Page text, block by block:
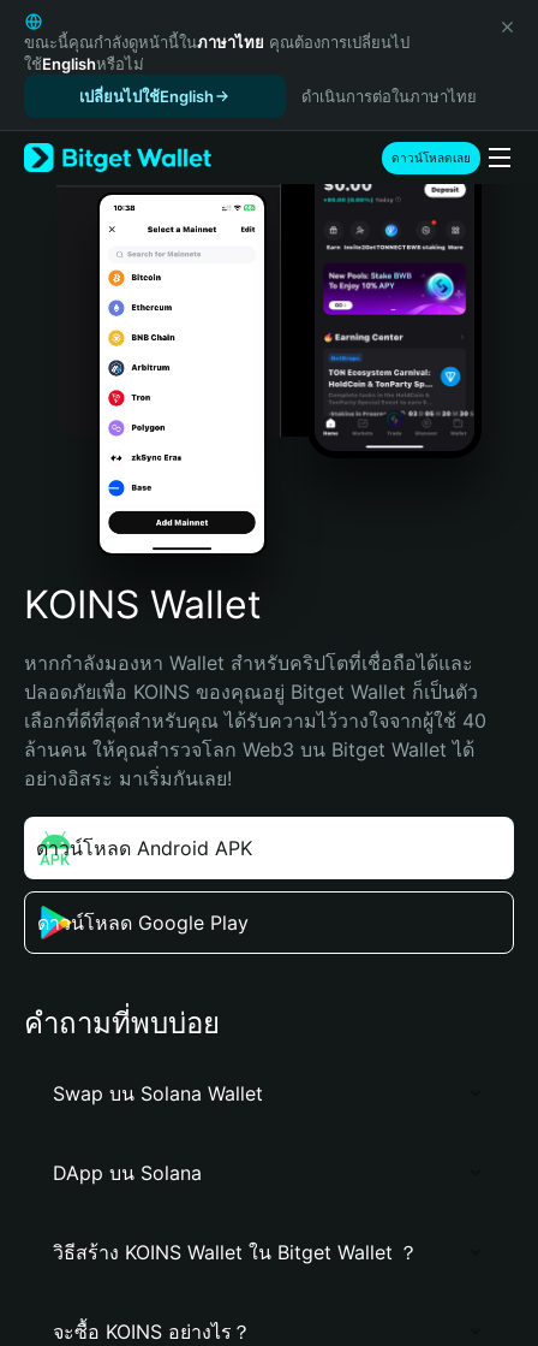
English
日本語
Tiếng Việt
Español (Latinoamérica)
Türkçe
Italiano
Português (Portugal)
Bahasa Indonesia
Português (Brasil)
Español (Argentina)
ขณะนี้คุณกำลังดูหน้านี้ในภาษาไทย คุณต้องการเปลี่ยนไป
ใช้Englishหรือไม่
เปลี่ยนไปใช้English
ดำเนินการต่อในภาษาไทย
ดาวน์โหลดเลย
KOINS Wallet
หากกำลังมองหา Wallet สำหรับคริปโตที่เชื่อถือได้และ
ปลอดภัยเพื่อ KOINS ของคุณอยู่ Bitget Wallet ก็เป็นตัว
เลือกที่ดีที่สุดสำหรับคุณ ได้รับความไว้วางใจจากผู้ใช้ 40
ล้านคน ให้คุณสำรวจโลก Web3 บน Bitget Wallet ได้
อย่างอิสระ มาเริ่มกันเลย!
ดาวน์โหลด Android APK
ดาวน์โหลด Google Play
คำถามที่พบบ่อย
Swap บน Solana Wallet
DApp บน Solana
วิธีสร้าง KOINS Wallet ใน Bitget Wallet ？
จะซื้อ KOINS อย่างไร？